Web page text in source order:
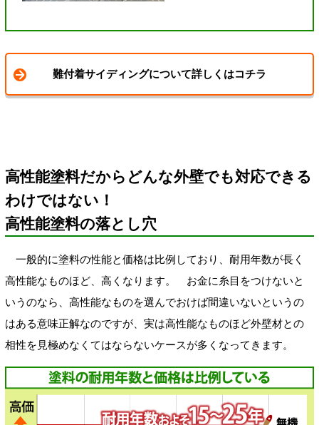
難付着サイディングについて詳しくはコチラ
高性能塗料だからどんな外壁でも対応できる
わけではない！
高性能塗料の落とし穴
一般的に塗料の性能と価格は比例しており、耐用年数が長く
高性能なものほど、高くなります。 お金に糸目をつけないと
いうのなら、高性能なものを選んでおけば間違いないというの
はある意味正解なのですが、実は高性能なものほど外壁材との
相性を見極めなくてはならないケースが多くなってきます。